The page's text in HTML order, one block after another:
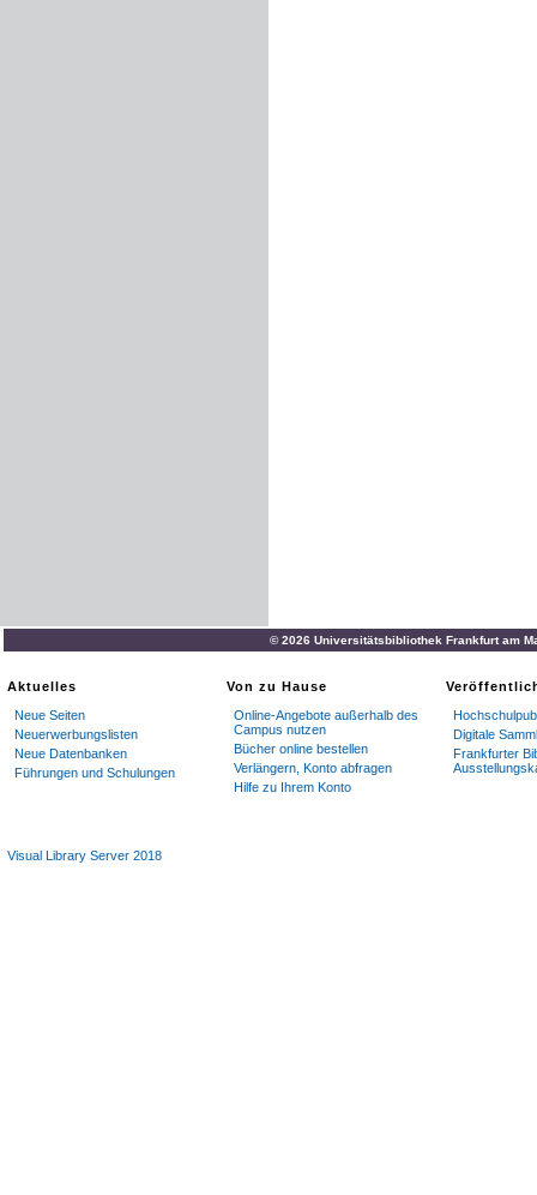
© 2026 Universitätsbibliothek Frankfurt am
Aktuelles
Neue Seiten
Neuerwerbungslisten
Neue Datenbanken
Führungen und Schulungen
Von zu Hause
Online-Angebote außerhalb des
Campus nutzen
Bücher online bestellen
Verlängern, Konto abfragen
Hilfe zu Ihrem Konto
Digitale
Frankfurter
Visual Library Server 2018